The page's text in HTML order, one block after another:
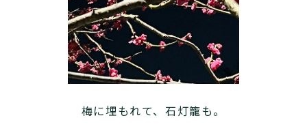
梅に埋もれて、石灯籠も。